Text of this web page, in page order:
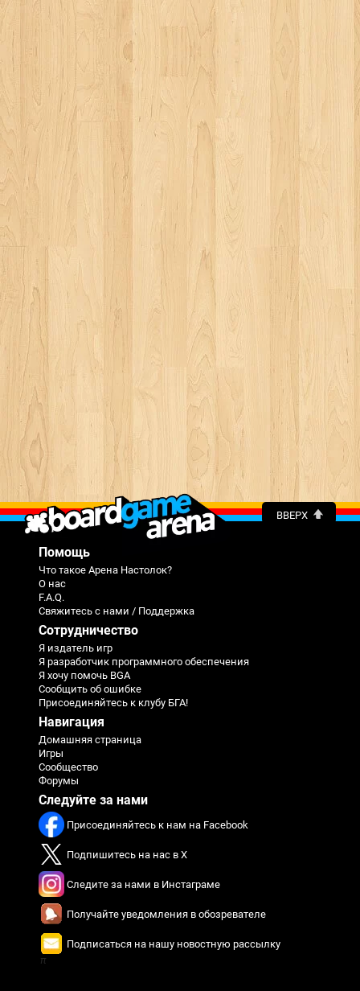
ВВЕРХ
Помощь
Что такое Арена Настолок?
О нас
F.A.Q.
Свяжитесь с нами / Поддержка
Сотрудничество
Я издатель игр
Я разработчик программного обеспечения
Я хочу помочь BGA
Сообщить об ошибке
Присоединяйтесь к клубу БГА!
Навигация
Домашняя страница
Игры
Сообщество
Форумы
Следуйте за нами
Присоединяйтесь к нам на Facebook
Подпишитесь на нас в X
Следите за нами в Инстаграме
Получайте уведомления в обозревателе
Подписаться на нашу новостную рассылку
π